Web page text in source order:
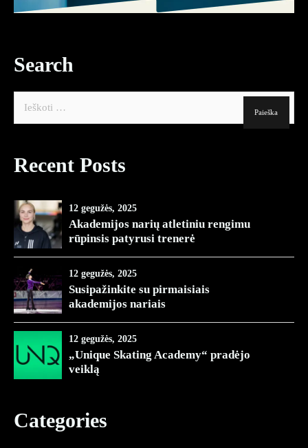
Partneriai
Search
Recent Posts
12 gegužės, 2025
Akademijos narių atletiniu rengimu
rūpinsis patyrusi trenerė
12 gegužės, 2025
Susipažinkite su pirmaisiais
akademijos nariais
12 gegužės, 2025
„Unique Skating Academy“ pradėjo
veiklą
Categories